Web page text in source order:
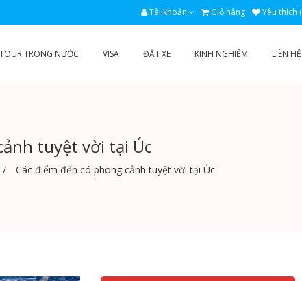
Tài khoản Giỏ hàng Yêu thích
TOUR TRONG NƯỚC VISA ĐẶT XE KINH NGHIỆM LIÊN HỆ
tuyệt vời tại Úc
Các điểm đến có phong cảnh tuyệt vời tại Úc